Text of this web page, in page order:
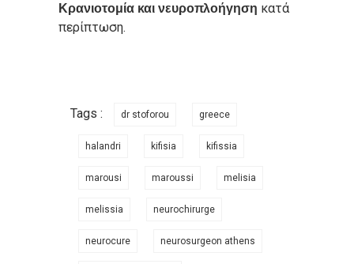
Κρανιοτομία και νευροπλοήγηση κατά
περίπτωση.
Tags : dr stoforou greece
halandri kifisia kifissia
marousi maroussi melisia
melissia neurochirurge
neurocure neurosurgeon athens